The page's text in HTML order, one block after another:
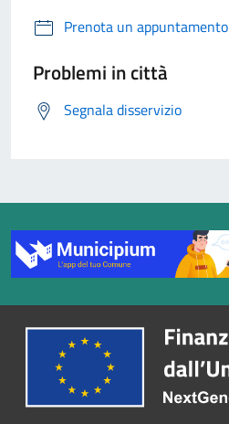
Prenota un appuntamento
Problemi in città
Segnala disservizio